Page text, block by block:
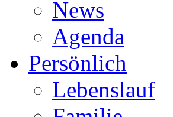
News
Agenda
Persönlich
Lebenslauf